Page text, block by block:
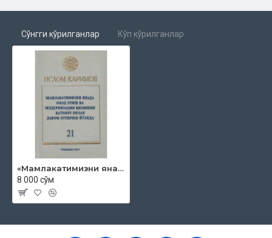
Сўнгги кўрилганлар Кўп кўрилганлар
«Мамлакатимизни янада обод этиш ва модернизация қилишни қатъият билан давом эттириш йўлида» 21-жилд
8 000 сўм